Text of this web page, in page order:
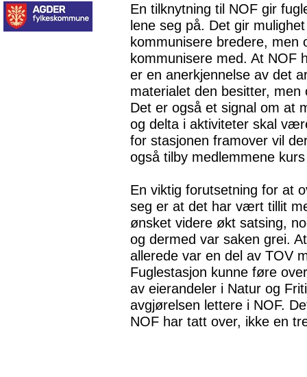
En tilknytning til NOF gir
lene seg på. Det gir
kommunisere bredere, men
kommunisere med. At NOF
er en anerkjennelse av det
materialet den besitter,
Det er også et signal om at
og delta i aktiviteter skal
for stasjonen framover vil
også tilby medlemmene
En viktig forutsetning for at
seg er at det har vært tillit
ønsket videre økt satsing,
og dermed var saken grei.
allerede var en del av TOV
Fuglestasjon kunne føre
av eierandeler i Natur og
avgjørelsen lettere i NOF.
NOF har tatt over, ikke en